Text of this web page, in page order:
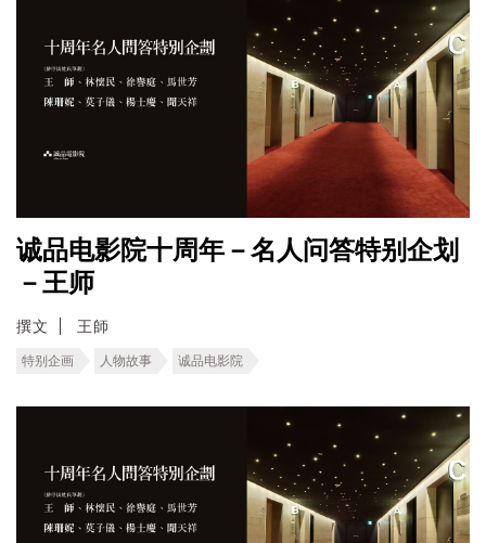
诚品电影院十周年－名人问答特别企划
－王师
撰文 王師
特别企画 人物故事 诚品电影院